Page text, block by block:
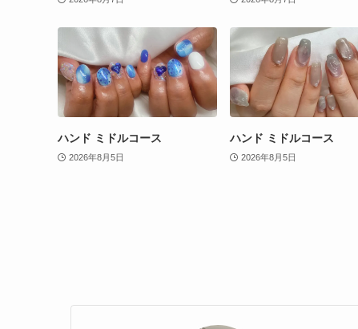
ハンド ミドルコース
2026年8月5日
ハンド ミドルコース
2026年8月5日